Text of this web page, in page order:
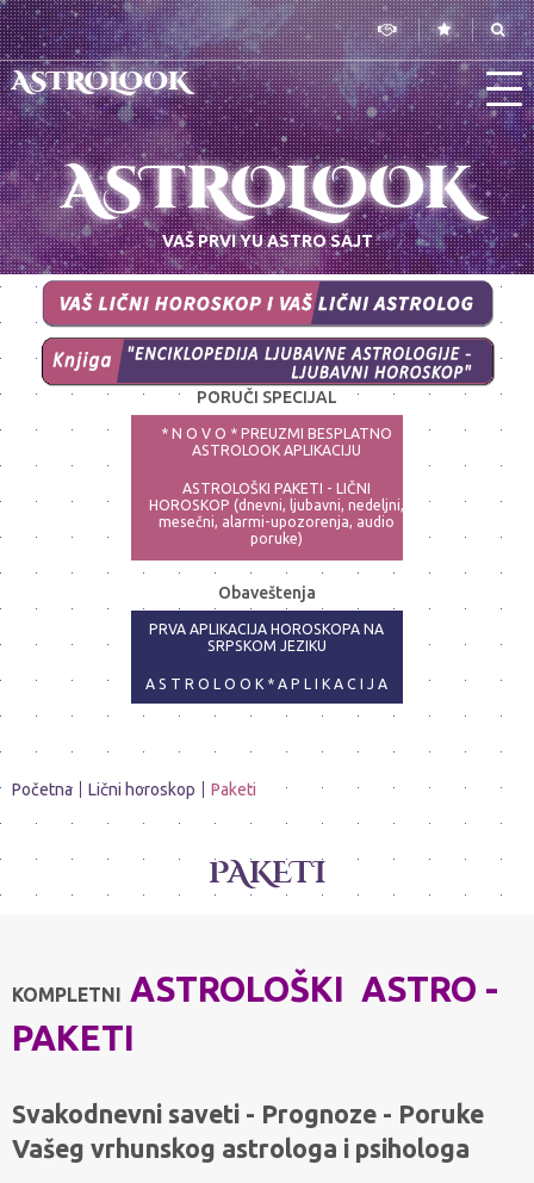
ASTROLOOK
ASTROLOOK
VAŠ PRVI YU ASTRO SAJT
PORUČI SPECIJAL
* N O V O * PREUZMI BESPLATNO
ASTROLOOK APLIKACIJU
ASTROLOŠKI PAKETI - LIČNI
HOROSKOP (dnevni, ljubavni, nedeljni,
mesečni, alarmi-upozorenja, audio
poruke)
ASTRO-PSIHOLOG - NAJPRECIZNIJE
ANALIZE
Obaveštenja
PRVA APLIKACIJA HOROSKOPA NA
SRPSKOM JEZIKU
A S T R O L O O K * A P L I K A C I J A
Početna Lični horoskop Paketi
PAKETI
KOMPLETNI ASTROLOŠKI ASTRO -
PAKETI
Svakodnevni saveti - Prognoze - Poruke
Vašeg vrhunskog astrologa i psihologa